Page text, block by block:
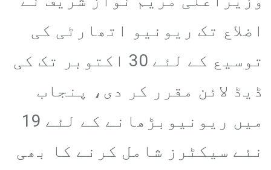
اضلاع تک ریونیو اتھارٹی کی
توسیع کے لئے 30 اکتوبر تک کی
ڈیڈ لائن مقرر کر دی، پنجاب
میں ریونیوبڑھانے کے لئے 19
نئے سیکٹرز شامل کرنے کا بھی